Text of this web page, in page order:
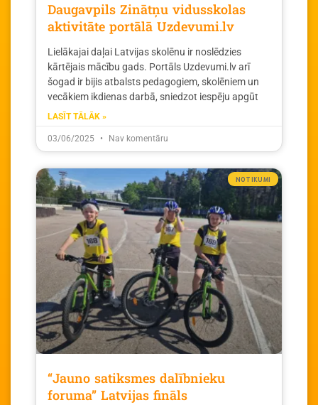
Daugavpils Zinātņu vidusskolas
aktivitāte portālā Uzdevumi.lv
Lielākajai daļai Latvijas skolēnu ir noslēdzies
kārtējais mācību gads. Portāls Uzdevumi.lv arī
šogad ir bijis atbalsts pedagogiem, skolēniem un
vecākiem ikdienas darbā, sniedzot iespēju apgūt
LASĪT TĀLĀK »
03/06/2025 Nav komentāru
NOTIKUMI
“Jauno satiksmes dalībnieku
foruma” Latvijas fināls